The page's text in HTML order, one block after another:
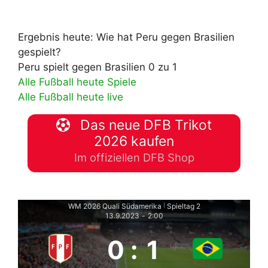
Ergebnis heute: Wie hat Peru gegen Brasilien
gespielt?
Peru spielt gegen Brasilien 0 zu 1
Alle Fußball heute Spiele
Alle Fußball heute live
Das neue DFB Trikot
2026 kaufen
Im offiziellen DFB Shop
WM 2026 Quali Südamerika
Spieltag 2
13.9.2023 - 2:00
0: 1